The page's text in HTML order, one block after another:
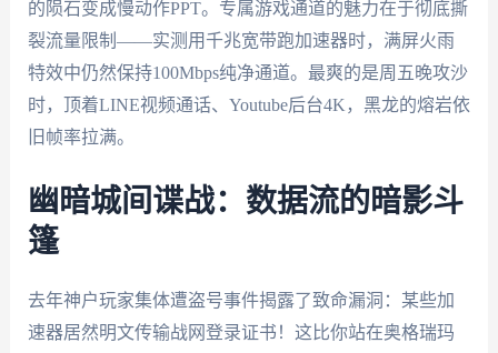
的陨石变成慢动作PPT。专属游戏通道的魅力在于彻底撕
裂流量限制——实测用千兆宽带跑加速器时，满屏火雨
特效中仍然保持100Mbps纯净通道。最爽的是周五晚攻沙
时，顶着LINE视频通话、Youtube后台4K，黑龙的熔岩依
旧帧率拉满。
幽暗城间谍战：数据流的暗影斗
篷
去年神户玩家集体遭盗号事件揭露了致命漏洞：某些加
速器居然明文传输战网登录证书！这比你站在奥格瑞玛